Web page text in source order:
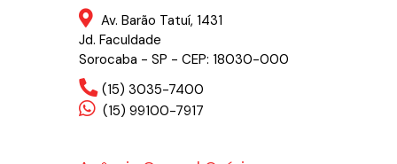
Av. Barão Tatuí, 1431
Jd. Faculdade
Sorocaba - SP - CEP: 18030-000
(15) 3035-7400
(15) 99100-7917